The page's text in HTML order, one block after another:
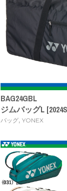
BAG24GBL
ジムバッグL
バッグ,YONEX